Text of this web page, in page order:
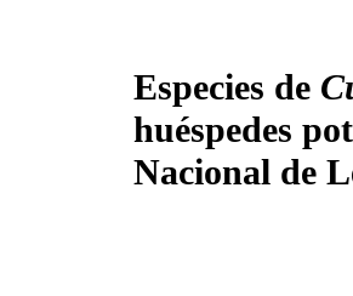
Especies de
huéspedes
Nacional de